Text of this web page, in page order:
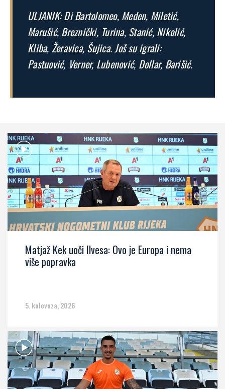
ULJANIK: Di Bartolomeo, Meden, Miletić,
Marušić, Breznički, Turina, Stanić, Nikolić,
Kliba, Žeravica, Šujica. Još su igrali:
Pastuović, Verner, Lubenović, Dollar, Barišić.
Matjaž Kek uoči Ilvesa: Ovo je Europa i nema
više popravka
5. kolovoza, 2026